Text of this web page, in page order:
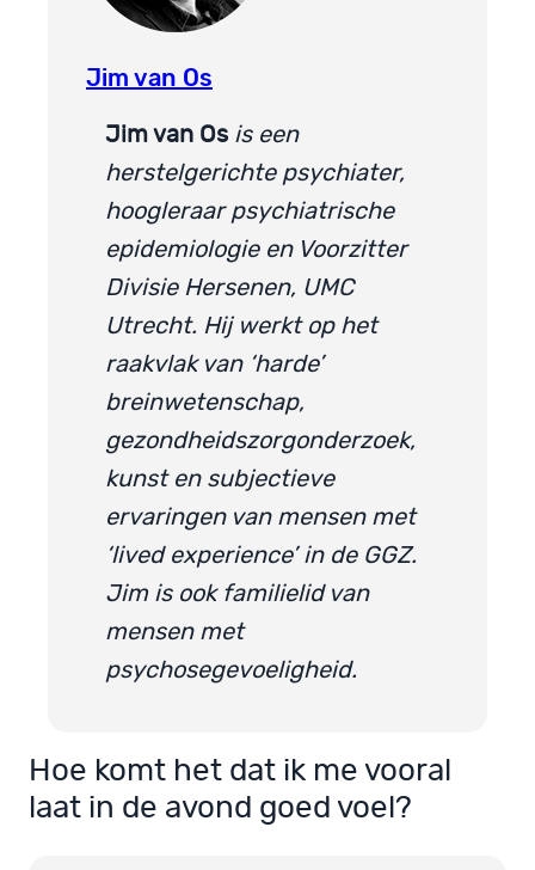
Jim van Os
Jim van Os is een
herstelgerichte psychiater,
hoogleraar psychiatrische
epidemiologie en Voorzitter
Divisie Hersenen, UMC
Utrecht. Hij werkt op het
raakvlak van ‘harde’
breinwetenschap,
gezondheidszorgonderzoek,
kunst en subjectieve
ervaringen van mensen met
‘lived experience’ in de GGZ.
Jim is ook familielid van
mensen met
psychosegevoeligheid.
Hoe komt het dat ik me vooral
laat in de avond goed voel?